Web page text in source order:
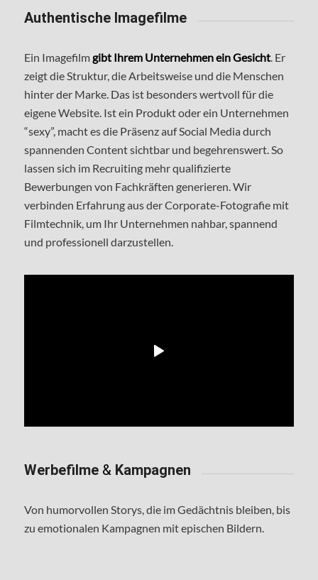
Authentische Imagefilme
Ein Imagefilmgibt Ihrem Unternehmen ein Gesicht. Er
zeigt die Struktur, die Arbeitsweise und die Menschen
hinter der Marke. Das ist besonders wertvoll für die
eigene Website. Ist ein Produkt oder ein Unternehmen
“sexy”, macht es die Präsenz auf Social Media durch
spannenden Content sichtbar und begehrenswert. So
lassen sich im Recruiting mehr qualifizierte
Bewerbungen von Fachkräften generieren. Wir
verbinden Erfahrung aus der Corporate-Fotografie mit
Filmtechnik, um Ihr Unternehmen nahbar, spannend
und professionell darzustellen.
Werbefilme &Kampagnen
Von humorvollen Storys, die im Gedächtnis bleiben, bis
zu emotionalen Kampagnen mit epischen Bildern.